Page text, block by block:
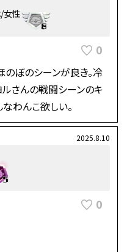
女性
0
ぼのシーンが良き。冷
さんの戦闘シーンのキ
なわんこ欲しい。
2025.8.10
0